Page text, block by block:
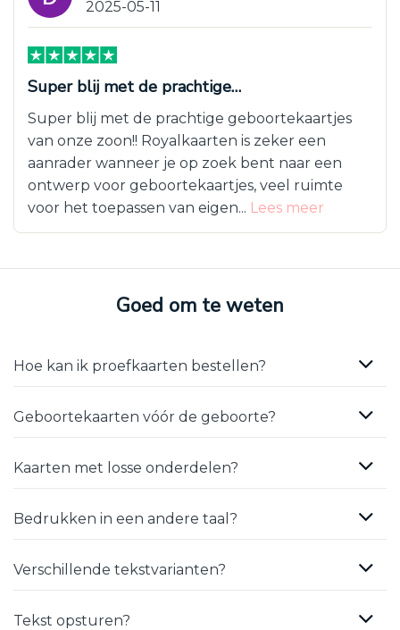
2025-05-11
Super blij met de prachtige…
Super blij met de prachtige geboortekaartjes
van onze zoon!! Royalkaarten is zeker een
aanrader wanneer je op zoek bent naar een
ontwerp voor geboortekaartjes, veel ruimte
voor het toepassen van eigen... Lees meer
Goed om te weten
Hoe kan ik proefkaarten bestellen?
Geboortekaarten vóór de geboorte?
Kaarten met losse onderdelen?
Bedrukken in een andere taal?
Verschillende tekstvarianten?
Tekst opsturen?